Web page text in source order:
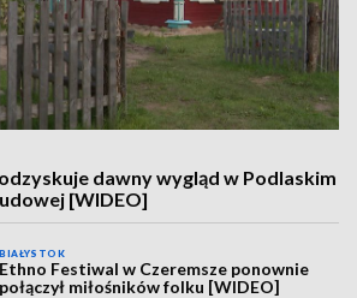
dawny wygląd w Podlaskim
[WIDEO]
BIAŁYSTOK
Ethno Festiwal w Czeremsze ponownie
połączył miłośników folku [WIDEO]